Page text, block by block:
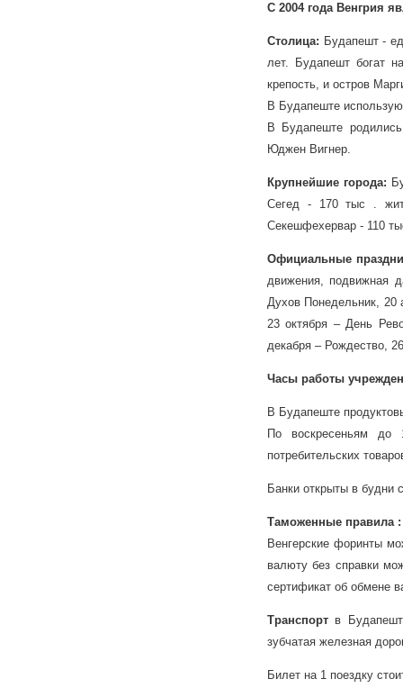
С 2004 года Венгрия
Столица: Будапешт -
лет. Будапешт богат
крепость, и остров
В Будапеште
В Будапеште
Юджен Вигнер.
Крупнейшие города:
Сегед - 170 тыс .
Секешфехервар - 110
Официальные
движения, подвижная
Духов Понедельник, 20
23 октября – День
декабря – Рождество,
Часы работы
В Будапеште
По воскресеньям до
потребительских
Банки открыты в будни
Таможенные правила
Венгерские форинты
валюту без справки
сертификат об обмене
Транспорт в
зубчатая железная
Билет на 1 поездку